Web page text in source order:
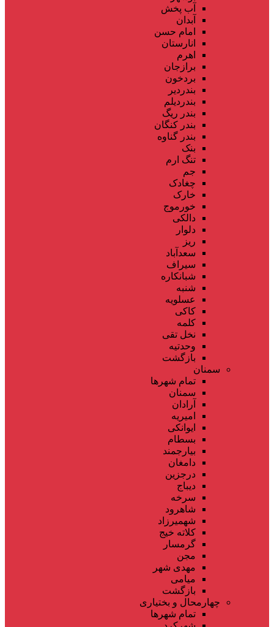
آب پخش
آبدان
امام حسن
انارستان
اهرم
برازجان
بردخون
بندردیر
بندردیلم
بندر ریگ
بندر کنگان
بندر گناوه
بنک
تنگ ارم
جم
چغادک
خارک
خورموج
دالکی
دلوار
ریز
سعدآباد
سیراف
شبانکاره
شنبه
عسلویه
کاکی
کلمه
نخل تقی
وحدتیه
بازگشت
سمنان
تمام شهر‌ها
سمنان
آرادان
امیریه
ایوانکی
بسطام
بیارجمند
دامغان
درجزین
دیباج
سرخه
شاهرود
شهمیرزاد
کلاته خیج
گرمسار
مجن
مهدی شهر
میامی
بازگشت
چهارمحال و بختیاری
تمام شهر‌ها